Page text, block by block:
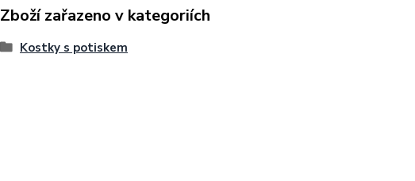
Zboží zařazeno v kategoriích
Kostky s potiskem